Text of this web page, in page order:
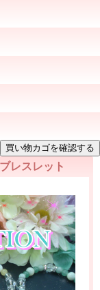
レスレット